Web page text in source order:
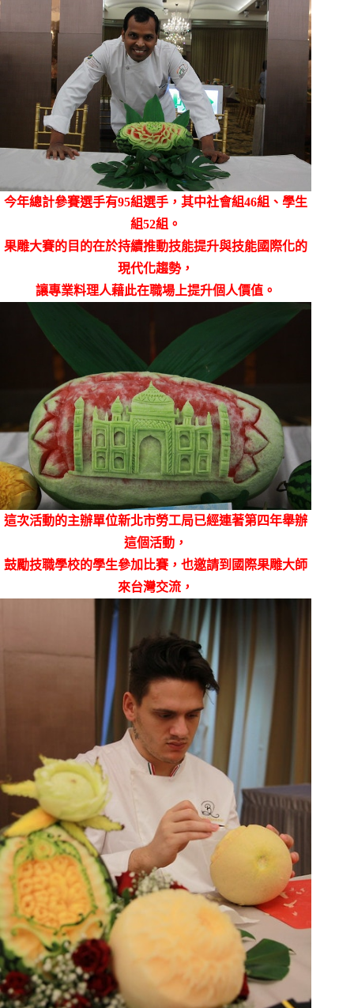
今年總計參賽選手有95組選手，其中社會組46組、學生
組52組。
果雕大賽的目的在於持續推動技能提升與技能國際化的
現代化趨勢，
讓專業料理人藉此在職場上提升個人價值。
這次活動的主辦單位新北市勞工局已經連著第四年舉辦
這個活動，
鼓勵技職學校的學生參加比賽，也邀請到國際果雕大師
來台灣交流，